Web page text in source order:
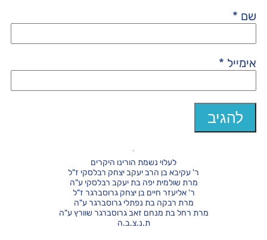
שם *
אימייל *
לעלוי נשמת הורינו היקרים
ר' עקיבא בן הרב יעקב יצחק רבלסקי ז"ל
מרת שולמית יפה בת יעקב רבלסקי ע"ה
ר' אליעזר חיים בן יצחק גרוסברגר ז"ל
מרת רבקה בת נפתלי גרוסברגר ע"ה
מרת רחל בת מנחם זאב גרוסברגר שוורץ ע"ה
ת.נ.צ.ב.ה